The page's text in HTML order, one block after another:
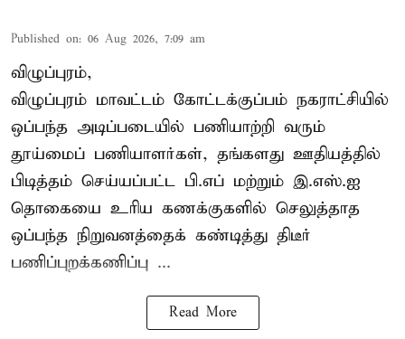
Published on: 06 Aug 2026, 7:09 am
விழுப்புரம்,
விழுப்புரம் மாவட்டம் கோட்டக்குப்பம் நகராட்சியில்
ஒப்பந்த அடிப்படையில் பணியாற்றி வரும்
தூய்மைப் பணியாளர்கள், தங்களது ஊதியத்தில்
பிடித்தம் செய்யப்பட்ட பி.எப் மற்றும் இ.எஸ்.ஐ
தொகையை உரிய கணக்குகளில் செலுத்தாத
ஒப்பந்த நிறுவனத்தைக் கண்டித்து திடீர்
பணிப்புறக்கணிப்பு ...
Read More